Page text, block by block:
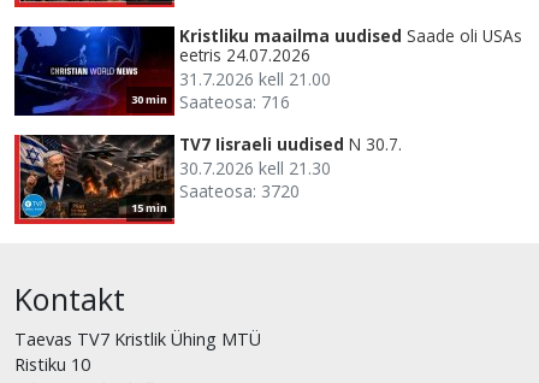
30 min
Kristliku maailma uudised Saade oli USAs
eetris 24.07.2026
31.7.2026 kell 21.00
Saateosa: 716
15 min
TV7 Iisraeli uudised N 30.7.
30.7.2026 kell 21.30
Saateosa: 3720
Kontakt
Taevas TV7 Kristlik Ühing MTÜ
Ristiku 10